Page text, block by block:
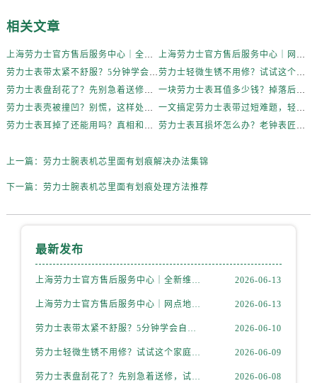
相关文章
上海劳力士官方售后服务中心｜全新维修门店地址及电话权威信息公示（2026年6月最新）
上海劳力士官方售后服务中心｜网点地址与电话权威信息公示（2026年6月最新）
劳力士表带太紧不舒服？5分钟学会自己调节长度
劳力士轻微生锈不用修？试试这个家庭小妙方
劳力士表盘刮花了？先别急着送修，试试这几种方法
一块劳力士表耳值多少钱？掉落后最省钱的解决方式
劳力士表壳被撞凹？别慌，这样处理最稳妥
一文搞定劳力士表带过短难题，轻松佩戴不将就
劳力士表耳掉了还能用吗？真相和解决方案来了
劳力士表耳损坏怎么办？老钟表匠透露关键技巧
上一篇： 劳力士腕表机芯里面有划痕解决办法集锦
下一篇： 劳力士腕表机芯里面有划痕处理方法推荐
最新发布
上海劳力士官方售后服务中心｜全新维修门店地址及电话权威信息公示（2026年6月最新） 2026-06-13
上海劳力士官方售后服务中心｜网点地址与电话权威信息公示（2026年6月最新） 2026-06-13
劳力士表带太紧不舒服？5分钟学会自己调节长度 2026-06-10
劳力士轻微生锈不用修？试试这个家庭小妙方 2026-06-09
劳力士表盘刮花了？先别急着送修，试试这几种方法 2026-06-08